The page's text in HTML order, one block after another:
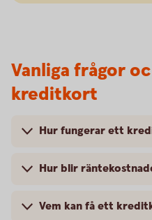
Vanliga frågor
kreditkort
Hur fungerar ett
Hur blir
Vem kan få ett